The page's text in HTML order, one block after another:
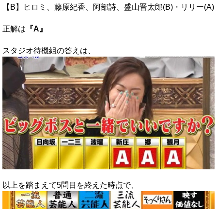
【B】ヒロミ、藤原紀香、阿部詩、盛山晋太郎(B)・リリー(A)
正解は 『A』
スタジオ待機組の答えは、
以上を踏まえて5問目を終えた時点で、